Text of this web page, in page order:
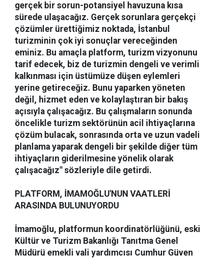
gerçek bir sorun-potansiyel havuzuna kısa
sürede ulaşacağız. Gerçek sorunlara gerçekçi
çözümler ürettiğimiz noktada, İstanbul
turizminin çok iyi sonuçlar vereceğinden
eminiz. Bu amaçla platform, turizm vizyonunu
tarif edecek, biz de turizmin dengeli ve verimli
kalkınması için üstümüze düşen eylemleri
yerine getireceğiz. Bunu yaparken yöneten
değil, hizmet eden ve kolaylaştıran bir bakış
açısıyla çalışacağız. Bu çalışmaların sonunda
öncelikle turizm sektörünün acil ihtiyaçlarına
çözüm bulacak, sonrasında orta ve uzun vadeli
planlama yaparak dengeli bir şekilde diğer tüm
ihtiyaçların giderilmesine yönelik olarak
çalışacağız" sözleriyle dile getirdi.
PLATFORM, İMAMOĞLU'NUN VAATLERİ
ARASINDA BULUNUYORDU
İmamoğlu, platformun koordinatörlüğünü, eski
Kültür ve Turizm Bakanlığı Tanıtma Genel
Müdürü emekli vali yardımcısı Cumhur Güven